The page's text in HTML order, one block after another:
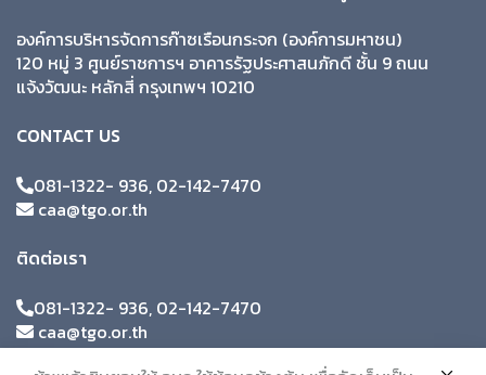
องค์การบริหารจัดการก๊าซเรือนกระจก (องค์การมหาชน)
120 หมู่ 3 ศูนย์ราชการฯ อาคารรัฐประศาสนภักดี ชั้น 9 ถนน
แจ้งวัฒนะ หลักสี่ กรุงเทพฯ 10210
CONTACT US
081-1322- 936, 02-142-7470
caa@tgo.or.th
ติดต่อเรา
081-1322- 936, 02-142-7470
caa@tgo.or.th